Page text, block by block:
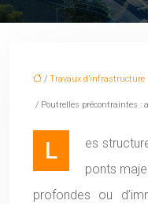
/ Travaux d’infrastructure
/ Poutrelles précontraintes :
Les structures imposantes, qu’il s’agisse de
ponts
profondes ou